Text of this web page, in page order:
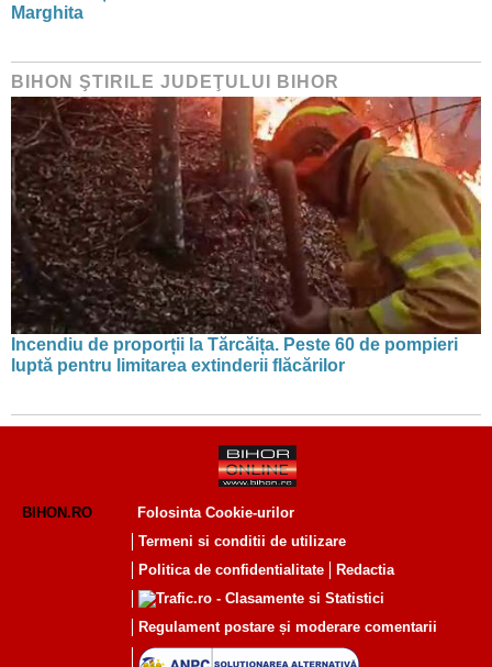
Marghita
BIHON ŞTIRILE JUDEŢULUI BIHOR
Incendiu de proporții la Tărcăița. Peste 60 de pompieri
luptă pentru limitarea extinderii flăcărilor
BIHON.RO
Folosinta Cookie-urilor
Termeni si conditii de utilizare
Politica de confidentialitate
Redactia
Regulament postare și moderare comentarii